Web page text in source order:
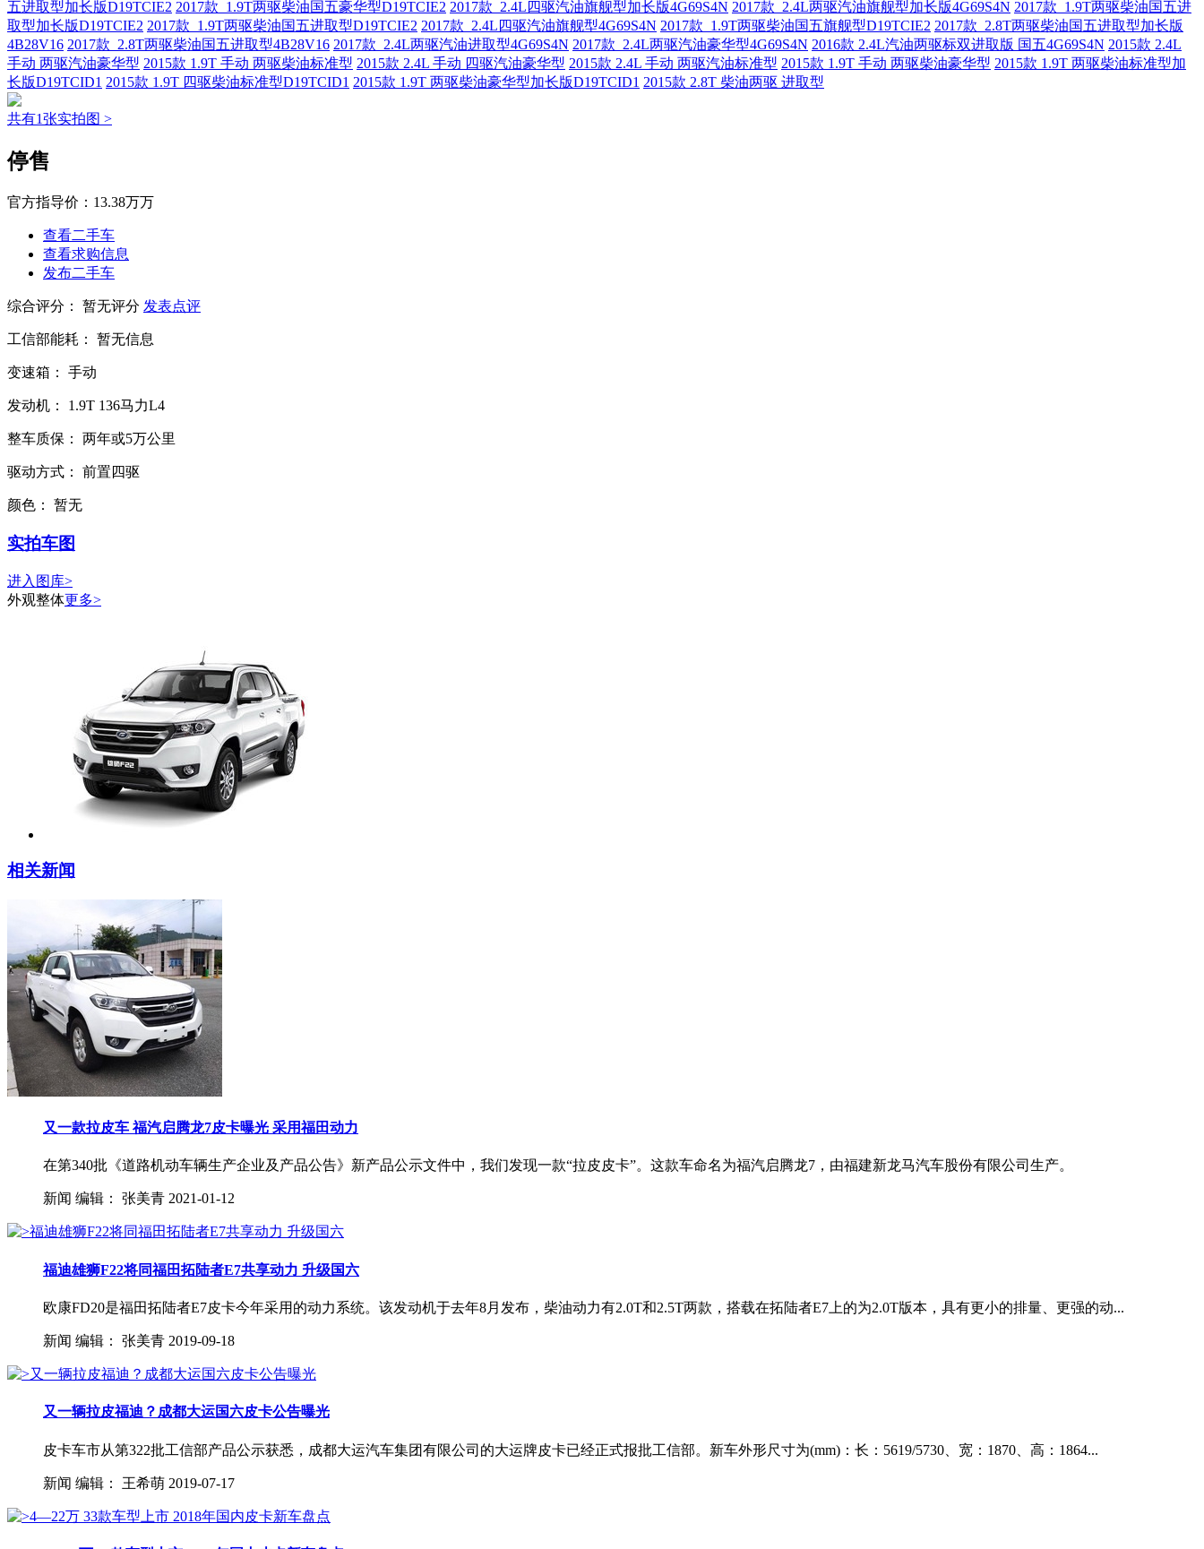
五进取型加长版D19TCIE2 2017款 1.9T两驱柴油国五豪华型D19TCIE2 2017款 2.4L四驱汽油旗舰型加长版4G69S4N 2017款 2.4L两驱汽油旗舰型加长版4G69S4N 2017款 1.9T两驱柴油国五进
取型加长版D19TCIE2 2017款 1.9T两驱柴油国五进取型D19TCIE2 2017款 2.4L四驱汽油旗舰型4G69S4N 2017款 1.9T两驱柴油国五旗舰型D19TCIE2 2017款 2.8T两驱柴油国五进取型加长版
4B28V16 2017款 2.8T两驱柴油国五进取型4B28V16 2017款 2.4L两驱汽油进取型4G69S4N 2017款 2.4L两驱汽油豪华型4G69S4N 2016款 2.4L汽油两驱标双进取版 国五4G69S4N 2015款 2.4L
手动 两驱汽油豪华型 2015款 1.9T 手动 两驱柴油标准型 2015款 2.4L 手动 四驱汽油豪华型 2015款 2.4L 手动 两驱汽油标准型 2015款 1.9T 手动 两驱柴油豪华型 2015款 1.9T 两驱柴油标准型加
长版D19TCID1 2015款 1.9T 四驱柴油标准型D19TCID1 2015款 1.9T 两驱柴油豪华型加长版D19TCID1 2015款 2.8T 柴油两驱 进取型
共有1张实拍图 >
停售
官方指导价： 13.38万万
查看二手车
查看求购信息
发布二手车
综合评分： 暂无评分 发表点评
工信部能耗： 暂无信息
变速箱： 手动
发动机： 1.9T 136马力L4
整车质保： 两年或5万公里
驱动方式： 前置四驱
颜色： 暂无
实拍车图
进入图库>
外观整体更多>
相关新闻
又一款拉皮车 福汽启腾龙7皮卡曝光 采用福田动力
在第340批《道路机动车辆生产企业及产品公告》新产品公示文件中，我们发现一款“拉皮皮卡”。这款车命名为福汽启腾龙7，由福建新龙马汽车股份有限公司生产。
新闻 编辑： 张美青 2021-01-12
福迪雄狮F22将同福田拓陆者E7共享动力 升级国六
欧康FD20是福田拓陆者E7皮卡今年采用的动力系统。该发动机于去年8月发布，柴油动力有2.0T和2.5T两款，搭载在拓陆者E7上的为2.0T版本，具有更小的排量、更强的动...
新闻 编辑： 张美青 2019-09-18
又一辆拉皮福迪？成都大运国六皮卡公告曝光
皮卡车市从第322批工信部产品公示获悉，成都大运汽车集团有限公司的大运牌皮卡已经正式报批工信部。新车外形尺寸为(mm)：长：5619/5730、宽：1870、高：1864...
新闻 编辑： 王希萌 2019-07-17